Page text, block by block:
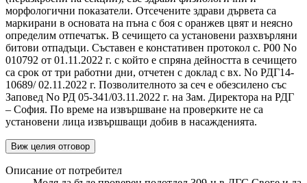
морфологични показатели. Отсечените здрави дървета са
маркирани в основата на пъна с боя с оранжев цвят и неясно
определим отпечатък. В сечището са установени разхвърляни
битови отпадъци. Съставен е констативен протокол с. Р00 No
010792 от 01.11.2022 г. с който е спряна дейността в сечището
са срок от три работни дни, отчетен с доклад с вх. No РДГ14-
10689/ 02.11.2022 г. Позволителното за сеч е обезсилено със
Заповед No РД 05-341/03.11.2022 г. на Зам. Директора на РДГ
– София. По време на извършване на проверките не са
установени лица извършващи добив в насажденията.
Виж целия отговор
Описание от потребител